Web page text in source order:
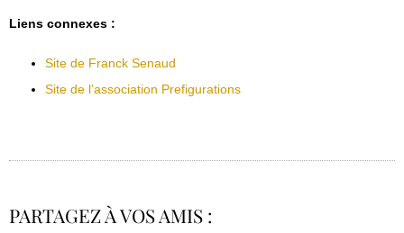
Liens connexes :
Site de Franck Senaud
Site de l’association Prefigurations
PARTAGEZ À VOS AMIS :